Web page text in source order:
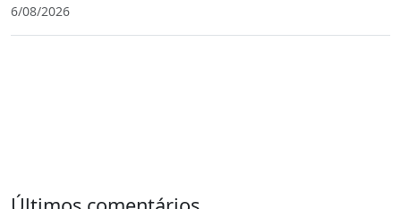
6/08/2026